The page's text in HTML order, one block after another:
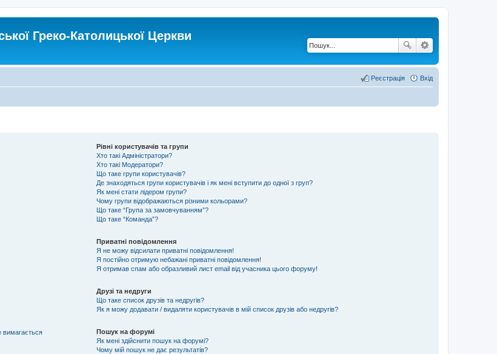
Греко-Католицької Церкви
Вхід
Реєстрація
вимагається
Рівні користувачів та групи
Хто такі Адміністратори?
Хто такі Модератори?
Що таке групи користувачів?
Де знаходяться групи користувачів і як мені вступити до одної з груп?
Як мені стати лідером групи?
Чому групи відображаються різними кольорами?
Що таке “Група за замовчуванням”?
Що таке “Команда”?
Приватні повідомлення
Я не можу відсилати приватні повідомлення!
Я постійно отримую небажані приватні повідомлення!
Я отримав спам або образливий лист email від учасника цього форуму!
Друзі та недруги
Що таке список друзів та недругів?
Як я можу додавати / видаляти користувачів в мій список друзів або недругів?
Пошук на форумі
Як мені здійснити пошук на форумі?
Чому мій пошук не дає результатів?